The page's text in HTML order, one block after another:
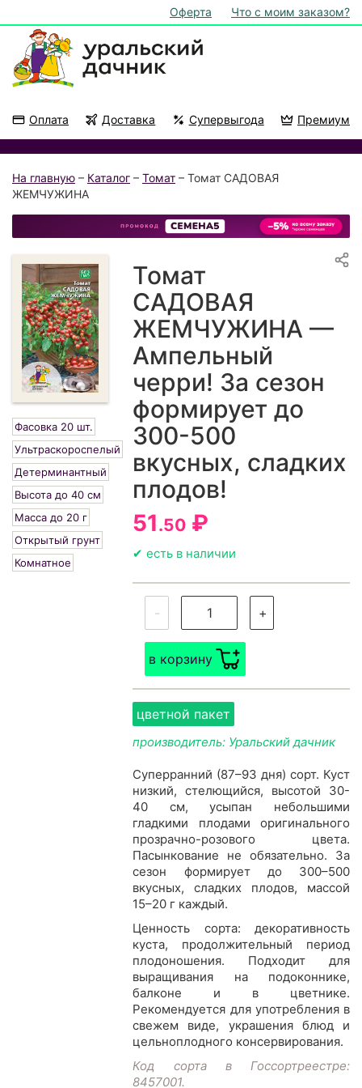
Оферта Что с моим заказом?
Оплата Доставка Супервыгода Премиум
На главную – Каталог – Томат – Томат САДОВАЯ
ЖЕМЧУЖИНА
Фасовка 20 шт.
Ультраскороспелый
Детерминантный
Высота до 40 см
Масса до 20 г
Открытый грунт
Комнатное
Томат
САДОВАЯ
ЖЕМЧУЖИНА —
Ампельный
черри! За сезон
формирует до
300-500
вкусных, сладких
плодов!
51.50 ₽
✔ есть в наличии
- +
в корзину
цветной пакет
производитель: Уральский дачник
Суперранний (87–93 дня) сорт. Куст
низкий, стелющийся, высотой 30-
40 см, усыпан небольшими
гладкими плодами оригинального
прозрачно-розового цвета.
Пасынкование не обязательно. За
сезон формирует до 300–500
вкусных, сладких плодов, массой
15–20 г каждый.
Ценность сорта: декоративность
куста, продолжительный период
плодоношения. Подходит для
выращивания на подоконнике,
балконе и в цветнике.
Рекомендуется для употребления в
свежем виде, украшения блюд и
цельноплодного консервирования.
Код сорта в Госсортреестре:
8457001.